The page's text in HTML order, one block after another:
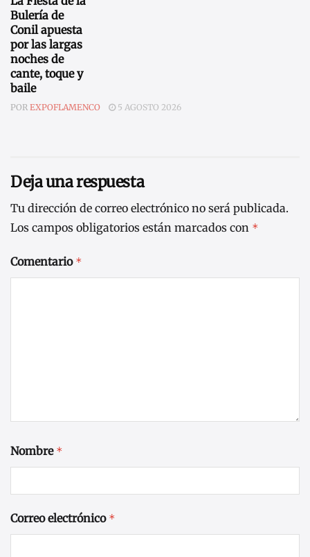
Bulería de
Conil apuesta
por las largas
noches de
cante, toque y
baile
POR EXPOFLAMENCO 5 AGOSTO 2026
Deja una respuesta
Tu dirección de correo electrónico no será publicada.
Los campos obligatorios están marcados con *
Comentario *
Nombre *
Correo electrónico *